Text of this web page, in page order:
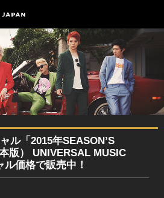
ル「2015年SEASON’S
版） UNIVERSAL MUSIC
価格で販売中！